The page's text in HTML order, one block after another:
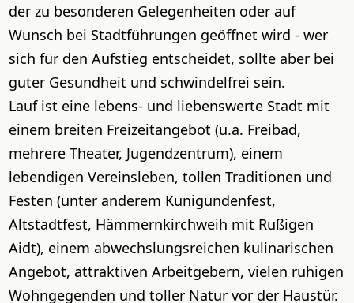
der zu besonderen Gelegenheiten oder auf
Wunsch bei Stadtführungen geöffnet wird - wer
sich für den Aufstieg entscheidet, sollte aber bei
guter Gesundheit und schwindelfrei sein.
Lauf ist eine lebens- und liebenswerte Stadt mit
einem breiten Freizeitangebot (u.a. Freibad,
mehrere Theater, Jugendzentrum), einem
lebendigen Vereinsleben, tollen Traditionen und
Festen (unter anderem Kunigundenfest,
Altstadtfest, Hämmernkirchweih mit Rußigen
Aidt), einem abwechslungsreichen kulinarischen
Angebot, attraktiven Arbeitgebern, vielen ruhigen
Wohngegenden und toller Natur vor der Haustür.